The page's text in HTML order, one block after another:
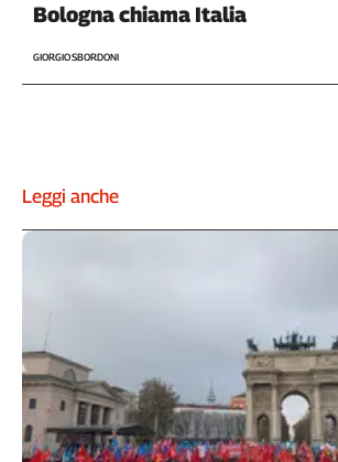
Bologna chiama Italia
GIORGIO SBORDONI
Leggi anche